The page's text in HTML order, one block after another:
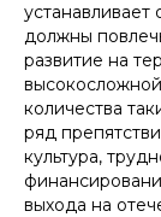
должны
развитие на
количества
ряд
культура,
выхода на
ДУЛЬСКИЙ